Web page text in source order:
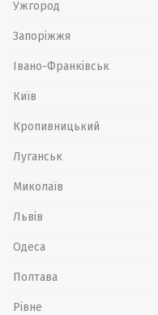
Ужгород
Запоріжжя
Івано-Франківськ
Київ
Кропивницький
Луганськ
Миколаїв
Львів
Одеса
Полтава
Рівне